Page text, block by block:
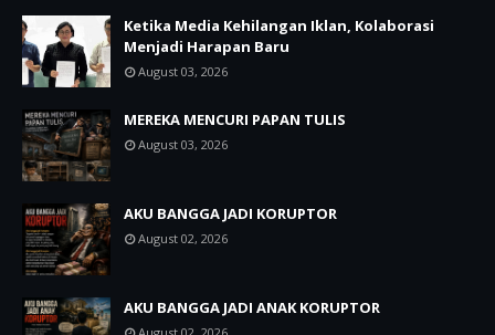
Ketika Media Kehilangan Iklan, Kolaborasi
Menjadi Harapan Baru
August 03, 2026
MEREKA MENCURI PAPAN TULIS
August 03, 2026
AKU BANGGA JADI KORUPTOR
August 02, 2026
AKU BANGGA JADI ANAK KORUPTOR